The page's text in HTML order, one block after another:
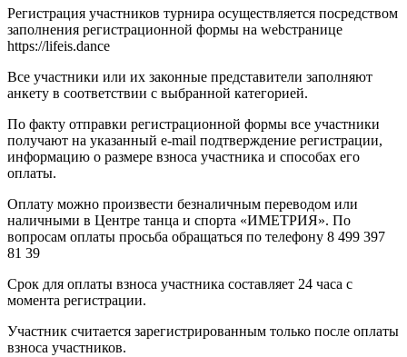
Регистрация участников турнира осуществляется посредством
заполнения регистрационной формы на webстранице​
https://lifeis.dance​
Все участники или их законные представители заполняют
анкету в соответствии с выбранной категорией.
По факту отправки регистрационной формы все участники
получают на указанный e-mail подтверждение регистрации,
информацию о размере взноса участника и способах его
оплаты.
Оплату можно произвести безналичным переводом или
наличными в Центре танца и спорта «ИМЕТРИЯ». По
вопросам оплаты просьба обращаться по телефону 8 499 397
81 39​
Срок для оплаты взноса участника составляет 24 часа с
момента регистрации.
Участник считается зарегистрированным только после оплаты
взноса участников.